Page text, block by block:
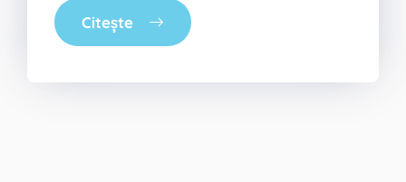
Citește